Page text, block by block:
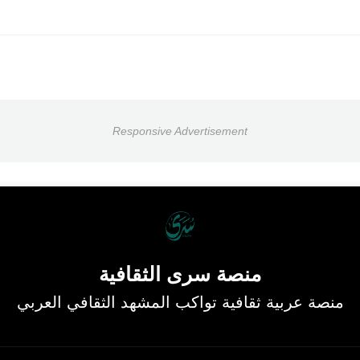
Responsive Advertisement
منصة سرى الثقافية
منصة عربية ثقافية تواكب المشهد الثقافي العربي